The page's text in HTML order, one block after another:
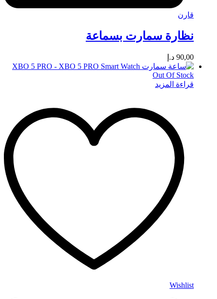
قارن
نظارة سمارت بسماعة
90,00 د.إ
Out Of Stock
قراءة المزيد
Wishlist